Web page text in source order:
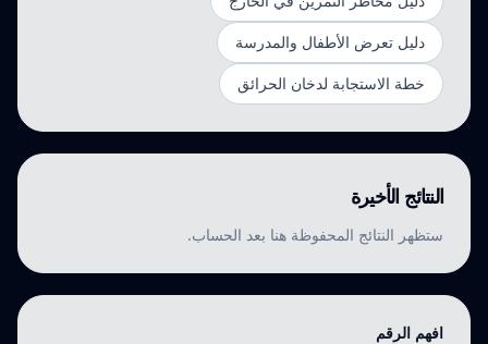
دليل تعرض الأطفال والمدرسة
خطة الاستجابة لدخان الحرائق
النتائج الأخيرة
ستظهر النتائج المحفوظة هنا بعد الحساب.
افهم الرقم